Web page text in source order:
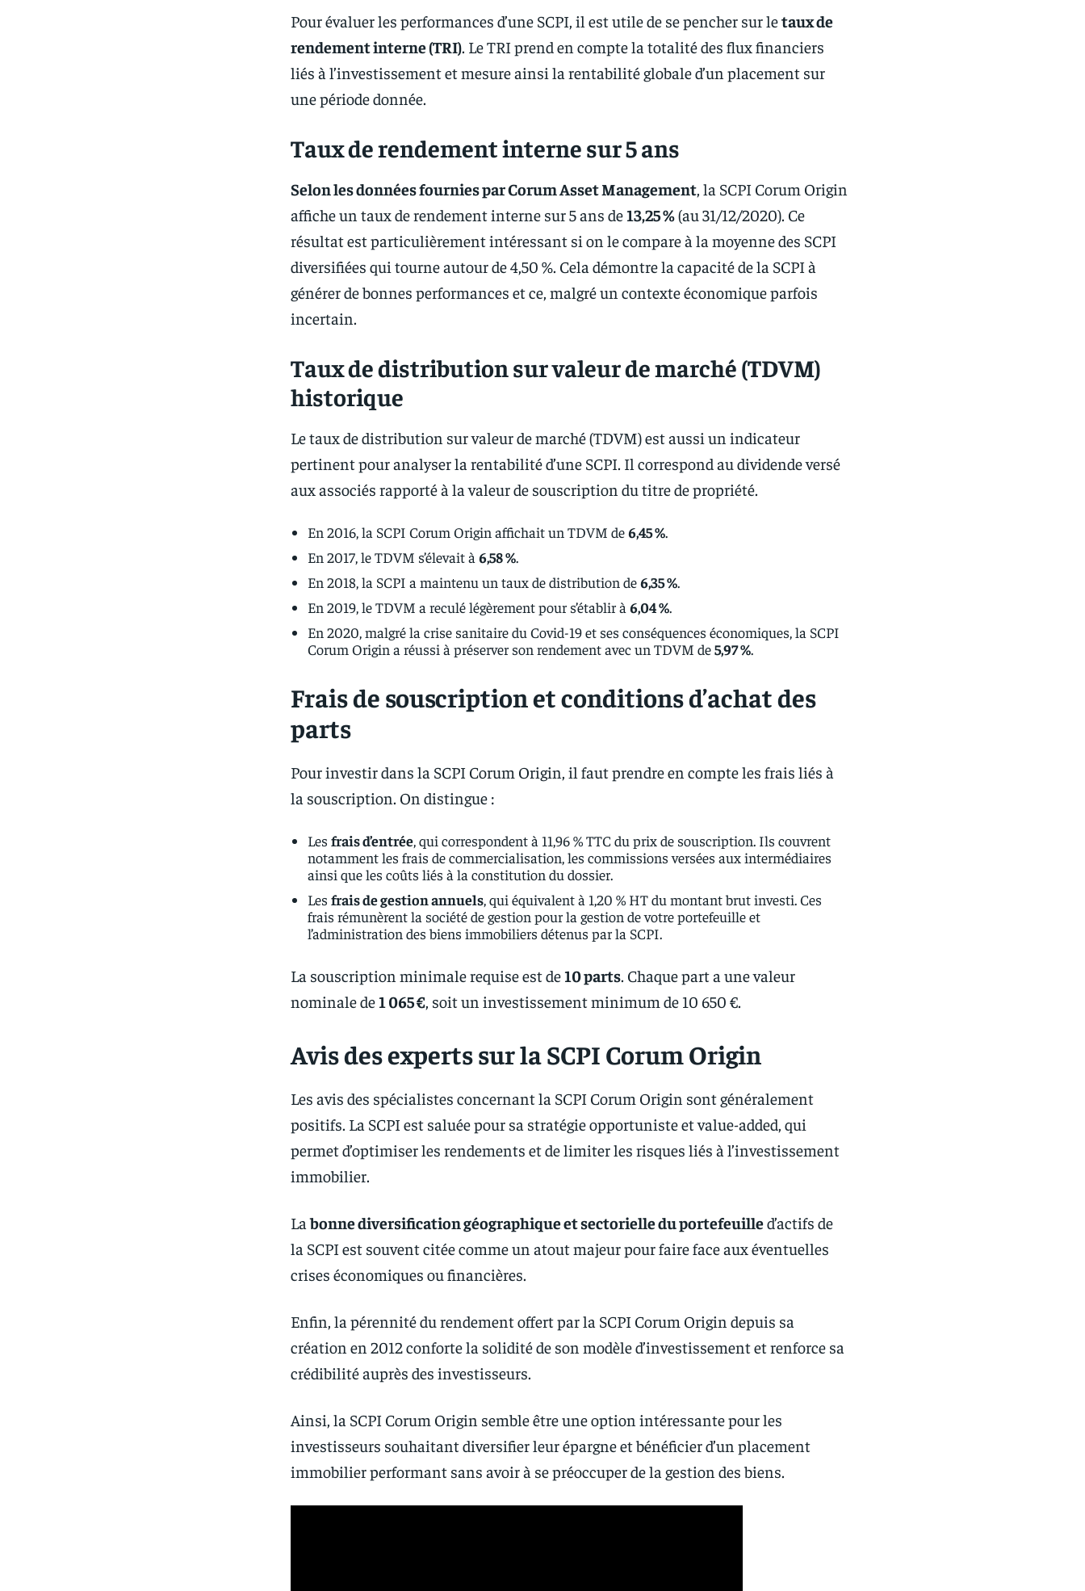
Pour évaluer les performances d’une SCPI, il est utile de se pencher sur letaux de
rendement interne (TRI). Le TRI prend en compte la totalité des flux financiers
liés à l’investissement et mesure ainsi la rentabilité globale d’un placement sur
une période donnée.
Taux de rendement interne sur 5 ans
Selon les données fournies par Corum Asset Management , la SCPI Corum Origin
affiche un taux de rendement interne sur 5 ans de13,25 %(au 31/12/2020). Ce
résultat est particulièrement intéressant si on le compare à la moyenne des SCPI
diversifiées qui tourne autour de 4,50 %. Cela démontre la capacité de la SCPI à
générer de bonnes performances et ce, malgré un contexte économique parfois
incertain.
Taux de distribution sur valeur de marché (TDVM)
historique
Le taux de distribution sur valeur de marché (TDVM) est aussi un indicateur
pertinent pour analyser la rentabilité d’une SCPI. Il correspond au dividende versé
aux associés rapporté à la valeur de souscription du titre de propriété.
En 2016, la SCPI Corum Origin affichait un TDVM de6,45 %.
En 2017, le TDVM s’élevait à 6,58 %.
En 2018, la SCPI a maintenu un taux de distribution de6,35 %.
En 2019, le TDVM a reculé légèrement pour s’établir à 6,04 %.
En 2020, malgré la crise sanitaire du Covid-19 et ses conséquences économiques, la SCPI
Corum Origin a réussi à préserver son rendement avec un TDVM de5,97 %.
Frais de souscription et conditions d’achat des
parts
Pour investir dans la SCPI Corum Origin, il faut prendre en compte les frais liés à
la souscription. On distingue :
Les frais d’entrée, qui correspondent à 11,96 % TTC du prix de souscription. Ils couvrent
notamment les frais de commercialisation, les commissions versées aux intermédiaires
ainsi que les coûts liés à la constitution du dossier.
Les frais de gestion annuels, qui équivalent à 1,20 % HT du montant brut investi. Ces
frais rémunèrent la société de gestion pour la gestion de votre portefeuille et
l’administration des biens immobiliers détenus par la SCPI.
La souscription minimale requise est de10 parts. Chaque part a une valeur
nominale de1 065 € , soit un investissement minimum de 10 650 €.
Avis des experts sur la SCPI Corum Origin
Les avis des spécialistes concernant la SCPI Corum Origin sont généralement
positifs. La SCPI est saluée pour sa stratégie opportuniste et value-added, qui
permet d’optimiser les rendements et de limiter les risques liés à l’investissement
immobilier.
Labonne diversification géographique et sectorielle du portefeuilled’actifs de
la SCPI est souvent citée comme un atout majeur pour faire face aux éventuelles
crises économiques ou financières.
Enfin, la pérennité du rendement offert par la SCPI Corum Origin depuis sa
création en 2012 conforte la solidité de son modèle d’investissement et renforce sa
crédibilité auprès des investisseurs.
Ainsi, la SCPI Corum Origin semble être une option intéressante pour les
investisseurs souhaitant diversifier leur épargne et bénéficier d’un placement
immobilier performant sans avoir à se préoccuper de la gestion des biens.